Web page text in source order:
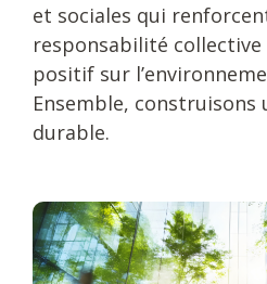
et sociales qui
responsabilité
positif sur
Ensemble, construisons
durable.